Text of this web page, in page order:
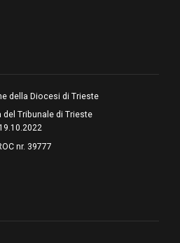
della Diocesi di Trieste
del Tribunale di Trieste
nr. 39777